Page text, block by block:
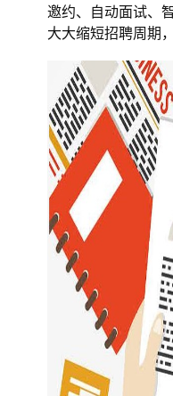
邀约、自动面试、
大大缩短招聘周期